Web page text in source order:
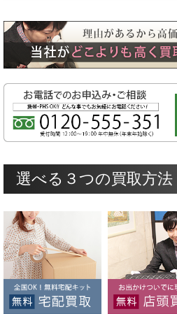
選べる３つの買取方法